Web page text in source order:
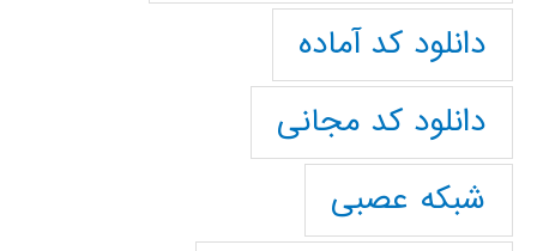
دانلود کد آماده
دانلود کد مجانی
شبکه عصبی